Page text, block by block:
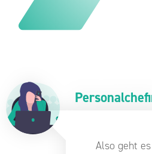
Also geht